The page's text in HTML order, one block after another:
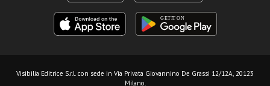
Visibilia Editrice S.r.l. con sede in Via Privata Giovannino De Grassi 12/12A, 20123
Milano.